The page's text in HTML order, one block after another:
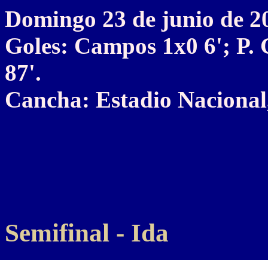
Domingo 23 de junio de
Goles: Campos 1x0 6'; P.
87'.
Cancha: Estadio
Semifinal - Ida